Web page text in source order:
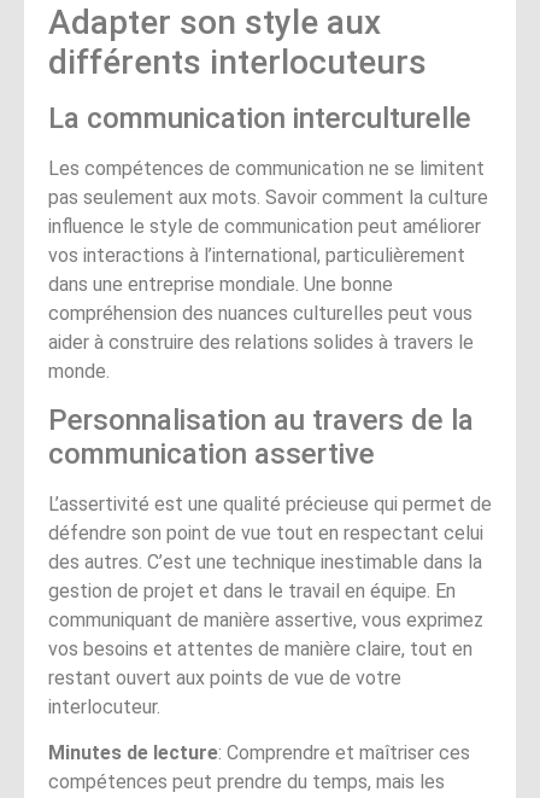
Adapter son style aux
différents interlocuteurs
La communication interculturelle
Les compétences de communication ne se limitent
pas seulement aux mots. Savoir comment la culture
influence le style de communication peut améliorer
vos interactions à l’international, particulièrement
dans une entreprise mondiale. Une bonne
compréhension des nuances culturelles peut vous
aider à construire des relations solides à travers le
monde.
Personnalisation au travers de la
communication assertive
L’assertivité est une qualité précieuse qui permet de
défendre son point de vue tout en respectant celui
des autres. C’est une technique inestimable dans la
gestion de projet et dans le travail en équipe. En
communiquant de manière assertive, vous exprimez
vos besoins et attentes de manière claire, tout en
restant ouvert aux points de vue de votre
interlocuteur.
Minutes de lecture: Comprendre et maîtriser ces
compétences peut prendre du temps, mais les